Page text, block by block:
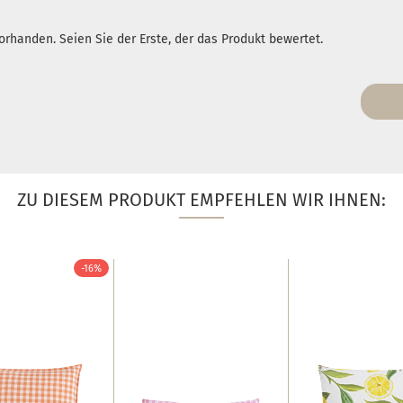
Seien Sie der Erste, der das Produkt bewertet.
ZU DIESEM PRODUKT EMPFEHLEN WIR IHNEN:
-16%